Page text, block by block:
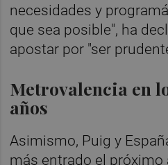
necesidades y
que sea posible", ha
apostar por "ser
Metrovalencia en
años
Asimismo, Puig y
más entrado el próximo